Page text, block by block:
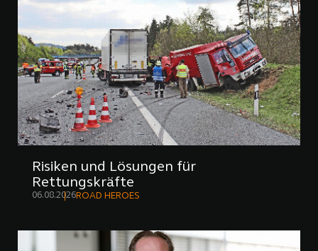
Risiken und Lösungen für
Rettungskräfte
06.08.2026ROAD HEROES